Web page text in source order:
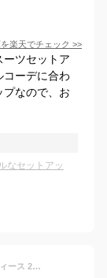
楽天でチェック >>
ーツセットア
コーデに合わ
なので、お
なセットアッ
[YUANYUAN] パンツスーツ セットアップ レディース 2点セット 上下セット スーツジャケット＋ワイドパンツ スーツ アウター ロングパンツ おしゃれ カジュアル ママ 入学式 卒業式 ビジネス フォーマル OL 通勤 春 秋 冬 (グレー,M,M)